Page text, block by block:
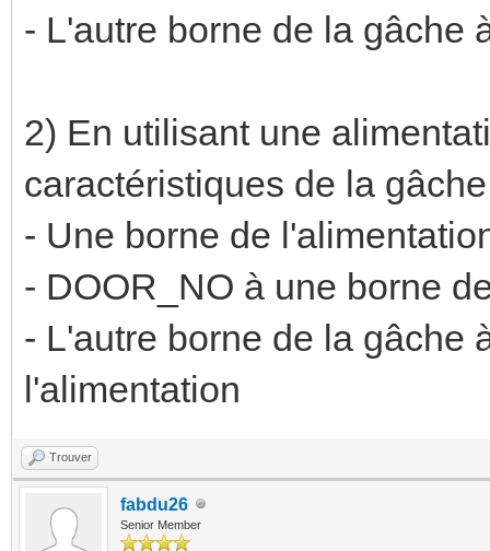
- L'autre borne de la gâche
2) En utilisant une
caractéristiques de la gâche
- Une borne de
- DOOR_NO à une borne
- L'autre borne de la gâche
l'alimentation
Trouver
fabdu26
Senior Member